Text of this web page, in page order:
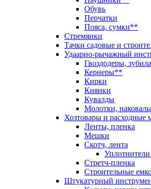
Обувь
Перчатки
Пояса, сумки**
Стремянки
Тачки садовые и
Удаарно-рычажный
Гвоздодеры,
Кернеры**
Кирки
Киянки
Кувалды
Молотки,
Хозтовары и расходные
Ленты, пленка
Мешки
Скотч, лента
Уплотнители
Стретч-пленка
Строительные
Штукатурный